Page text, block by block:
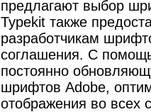
предлагают выбор
Typekit также
разработчикам
соглашения. С
постоянно
шрифтов Adobe,
отображения во всех